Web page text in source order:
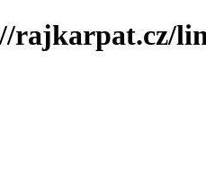
rajkarpat.cz/